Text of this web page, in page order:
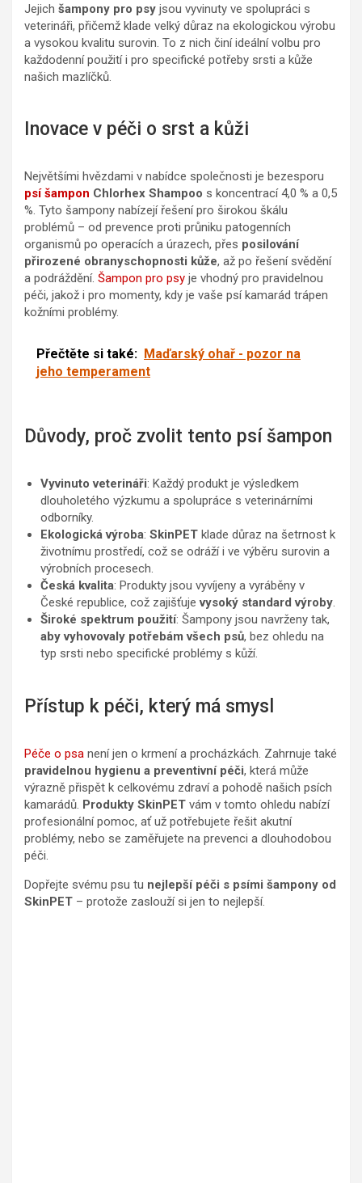
Jejich šampony pro psy jsou vyvinuty ve spolupráci s
veterináři, přičemž klade velký důraz na ekologickou výrobu
a vysokou kvalitu surovin. To z nich činí ideální volbu pro
každodenní použití i pro specifické potřeby srsti a kůže
našich mazlíčků.
Inovace v péči o srst a kůži
Největšími hvězdami v nabídce společnosti je bezesporu
psí šampon Chlorhex Shampoo s koncentrací 4,0 % a 0,5
%. Tyto šampony nabízejí řešení pro širokou škálu
problémů – od prevence proti průniku patogenních
organismů po operacích a úrazech, přes posilování
přirozené obranyschopnosti kůže, až po řešení svědění
a podráždění. Šampon pro psy je vhodný pro pravidelnou
péči, jakož i pro momenty, kdy je vaše psí kamarád trápen
kožními problémy.
Přečtěte si také: Maďarský ohař - pozor na
jeho temperament
Důvody, proč zvolit tento psí šampon
Vyvinuto veterináři: Každý produkt je výsledkem
dlouholetého výzkumu a spolupráce s veterinárními
odborníky.
Ekologická výroba: SkinPET klade důraz na šetrnost k
životnímu prostředí, což se odráží i ve výběru surovin a
výrobních procesech.
Česká kvalita: Produkty jsou vyvíjeny a vyráběny v
České republice, což zajišťujevysoký standard výroby.
Široké spektrum použití: Šampony jsou navrženy tak,
aby vyhovovaly potřebám všech psů, bez ohledu na
typ srsti nebo specifické problémy s kůží.
Přístup k péči, který má smysl
Péče o psa není jen o krmení a procházkách. Zahrnuje také
pravidelnou hygienu a preventivní péči, která může
výrazně přispět k celkovému zdraví a pohodě našich psích
kamarádů. Produkty SkinPET vám v tomto ohledu nabízí
profesionální pomoc, ať už potřebujete řešit akutní
problémy, nebo se zaměřujete na prevenci a dlouhodobou
péči.
Dopřejte svému psu tu nejlepší péči s psími šampony od
SkinPET – protože zaslouží si jen to nejlepší.